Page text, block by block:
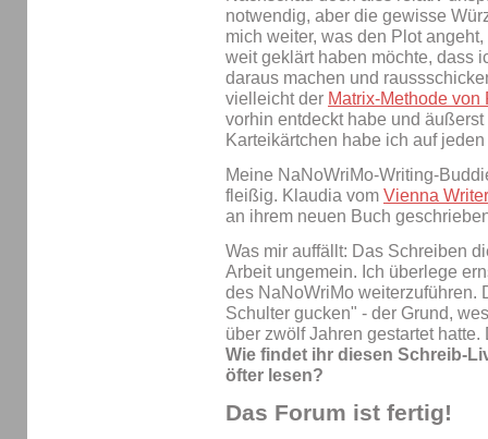
notwendig, aber die gewisse
mich weiter, was den Plot
weit geklärt haben möchte, dass
daraus machen und
vielleicht der Matrix-Methode
vorhin entdeckt habe und
Karteikärtchen habe ich auf
Meine NaNoWriMo-Writing-
fleißig. Klaudia vom Vienna
an ihrem neuen Buch
Was mir auffällt: Das Schreiben
Arbeit ungemein. Ich überlege
des NaNoWriMo weiterzuführen.
Schulter gucken" - der Grund,
über zwölf Jahren gestartet
Wie findet ihr diesen Schreib-
öfter lesen?
Das Forum ist fertig!